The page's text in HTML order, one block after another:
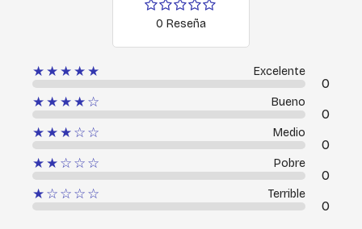
0 Reseña
★★★★★ Excelente
0
★★★★☆
Bueno
0
★★★☆☆
Medio
0
★★☆☆☆
Pobre
0
★☆☆☆☆
Terrible
0